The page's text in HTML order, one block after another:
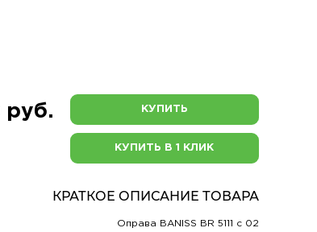
руб. КУПИТЬ
КУПИТЬ В 1 КЛИК
КРАТКОЕ ОПИСАНИЕ ТОВАРА
Оправа BANISS BR 5111 c 02